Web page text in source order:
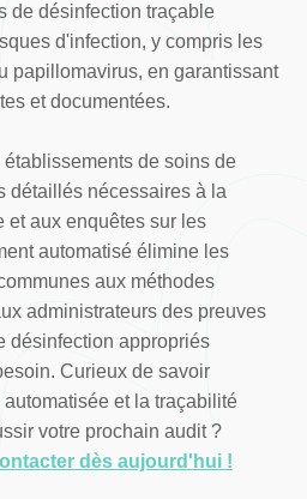
de désinfection traçable
d'infection, y compris les
papillomavirus, en garantissant
et documentées.
de soins de
détaillés nécessaires à la
et aux enquêtes sur les
automatisé élimine les
aux méthodes
administrateurs des preuves
désinfection appropriés
Curieux de savoir
et la traçabilité
votre prochain audit ?
dès aujourd'hui !